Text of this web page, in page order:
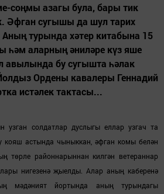
соңмы азагы була, бары тик
Әфган сугышы да шул тарих
Аның турында хәтер китабына 15
һәм аларның әниләре күз яше
авылында бу сугышта һәлак
Ордены кавалеры Геннадий
истәлек тактасы...
солдатлар дуслыгы еллар узгач та
кояш астында чыныккан, әфган комы белән
төрле районнарыннан килгән ветераннар
нигезенә җыелды. Алар аның каберенә
мәдәният йортында аның турындагы